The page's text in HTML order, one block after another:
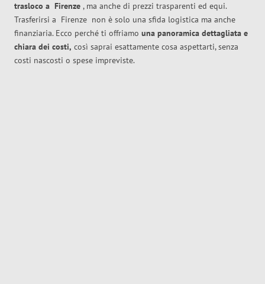
trasloco a Firenze , ma anche di prezzi trasparenti ed equi.
Trasferirsi a Firenze non è solo una sfida logistica ma anche
finanziaria. Ecco perché ti offriamo una panoramica dettagliata e
chiara dei costi, così saprai esattamente cosa aspettarti, senza
costi nascosti o spese impreviste.